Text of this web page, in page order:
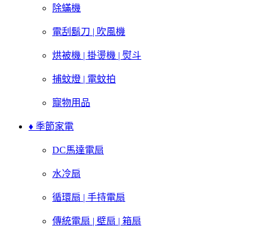
除蟎機
電刮鬍刀 | 吹風機
烘被機 | 掛燙機 | 熨斗
捕蚊燈 | 電蚊拍
寵物用品
♦ 季節家電
DC馬達電扇
水冷扇
循環扇 | 手持電扇
傳統電扇 | 壁扇 | 箱扇